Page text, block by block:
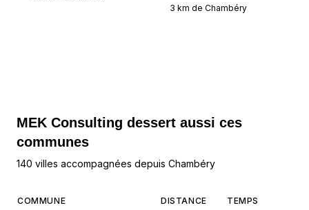
3 km de Chambéry
MEK Consulting dessert aussi ces
communes
140 villes accompagnées depuis Chambéry
COMMUNE DISTANCE TEMPS